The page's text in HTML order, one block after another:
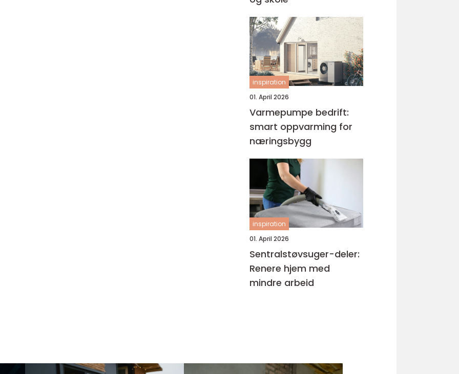
inspiration
01. April 2026
Varmepumpe bedrift:
smart oppvarming for
næringsbygg
inspiration
01. April 2026
Sentralstøvsuger-deler:
Renere hjem med
mindre arbeid